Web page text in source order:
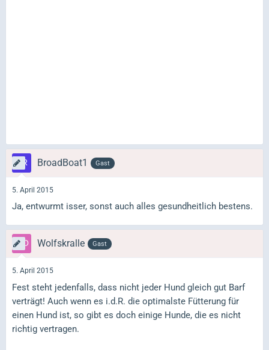
BroadBoat1 Gast
5. April 2015
Ja, entwurmt isser, sonst auch alles gesundheitlich bestens.
Wolfskralle Gast
5. April 2015
Fest steht jedenfalls, dass nicht jeder Hund gleich gut Barf
verträgt! Auch wenn es i.d.R. die optimalste Fütterung für
einen Hund ist, so gibt es doch einige Hunde, die es nicht
richtig vertragen.